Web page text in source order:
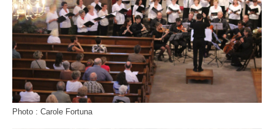
Photo : Carole Fortuna